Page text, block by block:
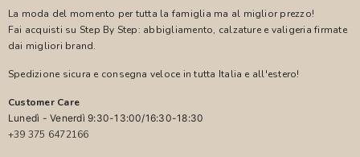
La moda del momento per tutta la famiglia ma al miglior prezzo!
Fai acquisti su Step By Step: abbigliamento, calzature e valigeria firmate
dai migliori brand.
Spedizione sicura e consegna veloce in tutta Italia e all'estero!
Customer Care
Lunedì - Venerdì 9:30-13:00/16:30-18:30
+39 375 6472166